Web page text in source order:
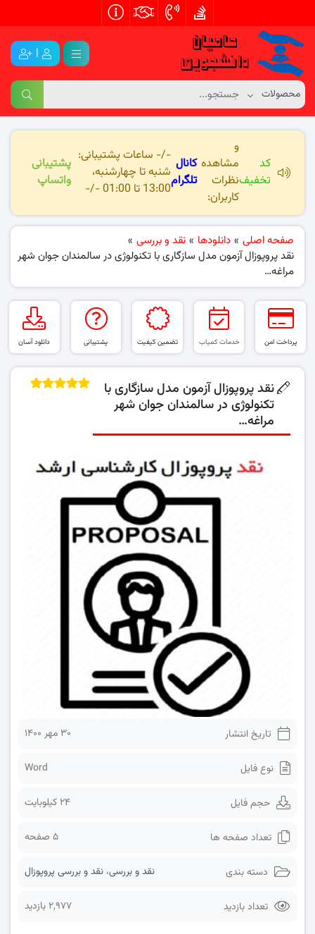
|
کد
تخفیف
و
مشاهده
نظرات
کاربران:
کانال
تلگرام
-/- ساعات پشتیبانی:
شنبه تا چهارشنبه،
13:00 تا 01:00 -/-
پشتیبانی
واتساپ
صفحه اصلی » دانلودها » نقد و بررسی »
نقد پروپوزال آزمون مدل سازگاری با تکنولوژی در سالمندان جوان شهر
مراغه…
پرداخت امن خدمات کمیاب تضمین کیفیت پشتیبانی دانلود آسان
نقد پروپوزال آزمون مدل سازگاری با
تکنولوژی در سالمندان جوان شهر
مراغه…
تاریخ انتشار ۳۰ مهر ۱۴۰۰
نوع فایل Word
حجم فایل 24 کیلوبایت
تعداد صفحه ها 5 صفحه
دسته بندی نقد و بررسی، نقد و بررسی پروپوزال
تعداد بازدید 2,977 بازدید